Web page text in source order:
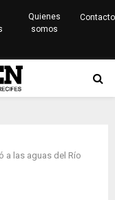
Quienes
somos
Contacto
a las aguas del Río